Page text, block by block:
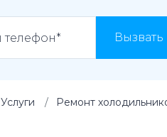
Вызвать
Услуги Ремонт